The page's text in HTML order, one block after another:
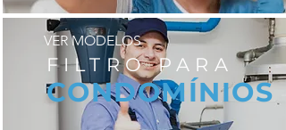
VER MODELOS
FILTRO PARA
CONDOMÍNIOS